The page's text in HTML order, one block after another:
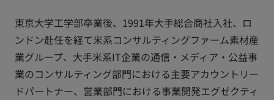
東京大学工学部卒業後、1991年大手総合商社入社、ロ
ンドン赴任を経て米系コンサルティングファーム素材産
業グループ、大手米系IT企業の通信・メディア・公益事
業のコンサルティング部門における主要アカウントリー
ドパートナー、営業部門における事業開発エグゼクティ